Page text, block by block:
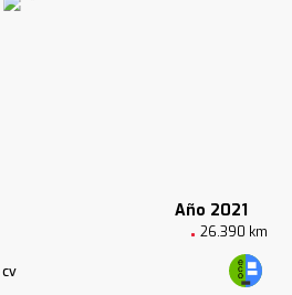
Año 2021
26.390 km